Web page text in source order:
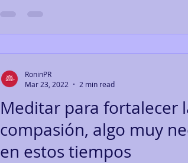
Meditar para fortalecer
compasión, algo muy
en estos tiempos
RoninPR
Mar 23, 2022
2 min read